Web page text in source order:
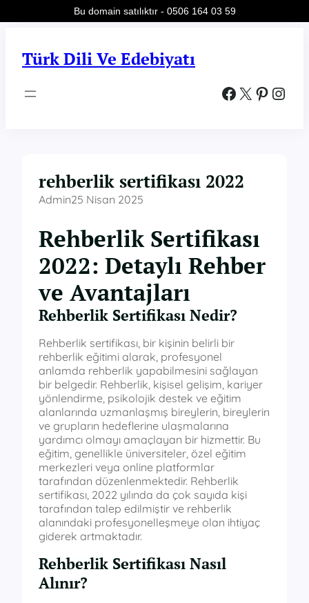
Türk Dili Ve Edebiyatı
Facebook X Pinterest Instagram
rehberlik sertifikası 2022
Admin25 Nisan 2025
Rehberlik Sertifikası
2022: Detaylı Rehber
ve Avantajları
Rehberlik Sertifikası Nedir?
Rehberlik sertifikası, bir kişinin belirli bir
rehberlik eğitimi alarak, profesyonel
anlamda rehberlik yapabilmesini sağlayan
bir belgedir. Rehberlik, kişisel gelişim, kariyer
yönlendirme, psikolojik destek ve eğitim
alanlarında uzmanlaşmış bireylerin, bireylerin
ve grupların hedeflerine ulaşmalarına
yardımcı olmayı amaçlayan bir hizmettir. Bu
eğitim, genellikle üniversiteler, özel eğitim
merkezleri veya online platformlar
tarafından düzenlenmektedir. Rehberlik
sertifikası, 2022 yılında da çok sayıda kişi
tarafından talep edilmiştir ve rehberlik
alanındaki profesyonelleşmeye olan ihtiyaç
giderek artmaktadır.
Rehberlik Sertifikası Nasıl
Alınır?
Bu domain satılıktır - 0506 164 03 59